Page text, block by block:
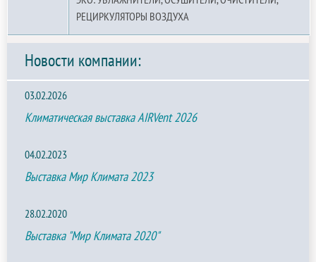
РЕЦИРКУЛЯТОРЫ ВОЗДУХА
Новости компании:
03.02.2026
Климатическая выставка AIRVent 2026
04.02.2023
Выставка Мир Климата 2023
28.02.2020
Выставка "Мир Климата 2020"